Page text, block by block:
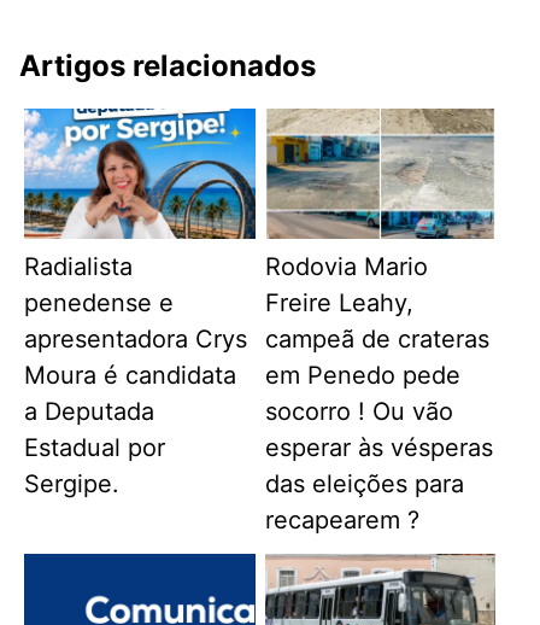
Artigos relacionados
Radialista
penedense e
apresentadora Crys
Moura é candidata
a Deputada
Estadual por
Sergipe.
Rodovia Mario
Freire Leahy,
campeã de crateras
em Penedo pede
socorro ! Ou vão
esperar às vésperas
das eleições para
recapearem ?